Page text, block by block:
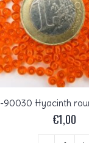
€1,00